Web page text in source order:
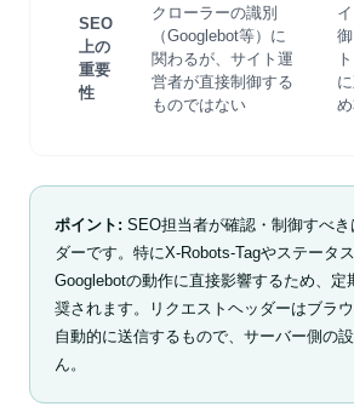
SEO
上の
重要
性
クローラーの識別
（Googlebot等）に
関わるが、サイト運
営者が直接制御する
ものではない
ポイント: SEO担当者が確認・制御すべ
ダーです。特にX-Robots-Tagやステータ
Googlebotの動作に直接影響するため、定
奨されます。リクエストヘッダーはブラ
自動的に送信するもので、サーバー側の
ん。